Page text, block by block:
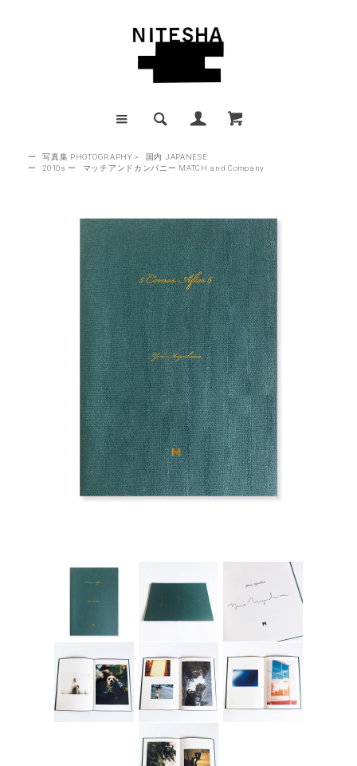
ー 写真集 PHOTOGRAPHY >
国内 JAPANESE
ー
2010s ー マッチアンドカンパニー MATCH and Company